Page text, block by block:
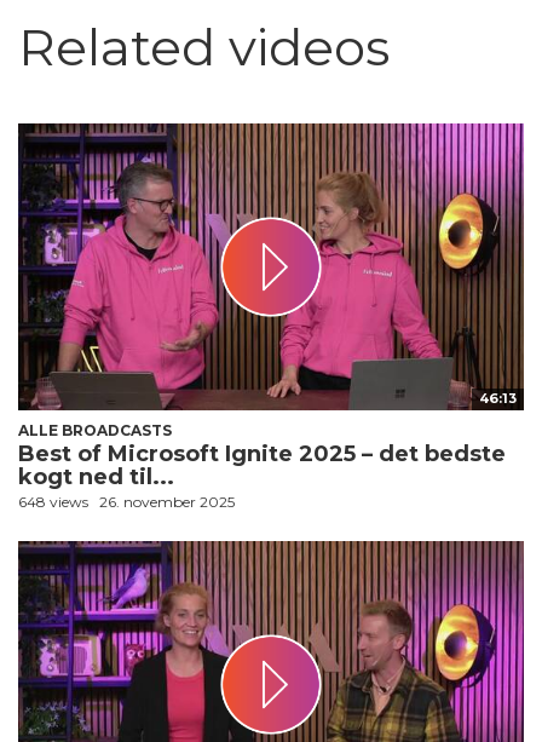
Related videos
46:13
ALLE BROADCASTS
Best of Microsoft Ignite 2025 – det bedste
kogt ned til...
648 views 26. november 2025